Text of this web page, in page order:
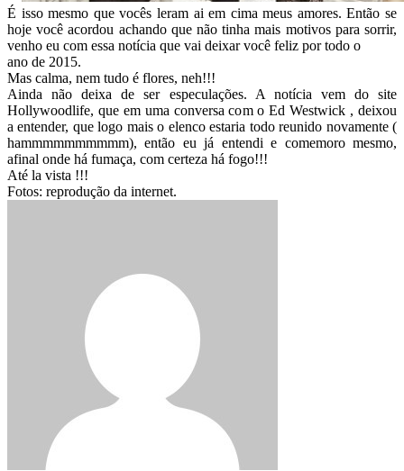
É isso mesmo que vocês leram ai em cima meus amores. Então se
hoje você acordou achando que não tinha mais motivos para sorrir,
venho eu com essa notícia que vai deixar você feliz por todo o
ano de 2015.
Mas calma, nem tudo é flores, neh!!!
Ainda não deixa de ser especulações. A notícia vem do site
Hollywoodlife, que em uma conversa com o Ed Westwick , deixou
a entender, que logo mais o elenco estaria todo reunido novamente (
hammmmmmmmmm), então eu já entendi e comemoro mesmo,
afinal onde há fumaça, com certeza há fogo!!!
Até la vista !!!
Fotos: reprodução da internet.